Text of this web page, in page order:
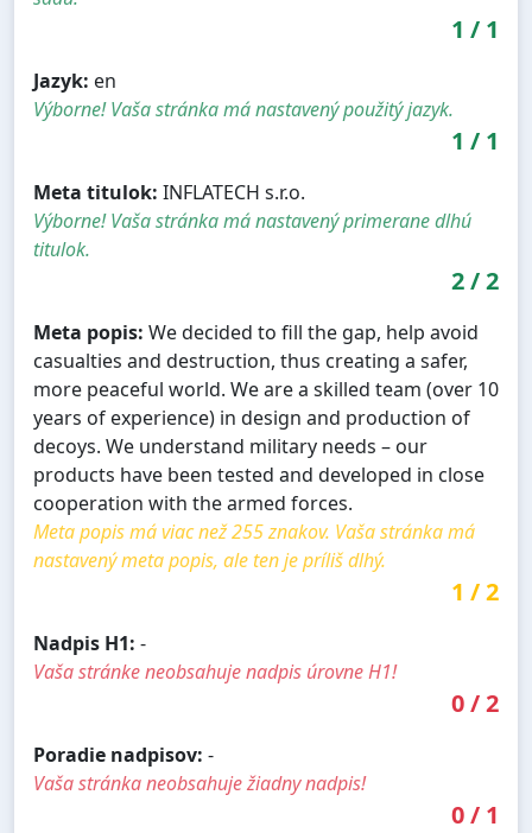
1 / 1
Jazyk: en
Výborne! Vaša stránka má nastavený použitý jazyk.
1 / 1
Meta titulok: INFLATECH s.r.o.
Výborne! Vaša stránka má nastavený primerane dlhú
titulok.
2/2
Meta popis: We decided to fill the gap, help avoid
casualties and destruction, thus creating a safer,
more peaceful world. We are a skilled team (over 10
years of experience) in design and production of
decoys. We understand military needs – our
products have been tested and developed in close
cooperation with the armed forces.
Meta popis má viac než 255 znakov. Vaša stránka má
nastavený meta popis, ale ten je príliš dlhý.
1 /2
Nadpis H1: -
Vaša stránke neobsahuje nadpis úrovne H1!
0/2
Poradie nadpisov: -
Vaša stránka neobsahuje žiadny nadpis!
0/ 1